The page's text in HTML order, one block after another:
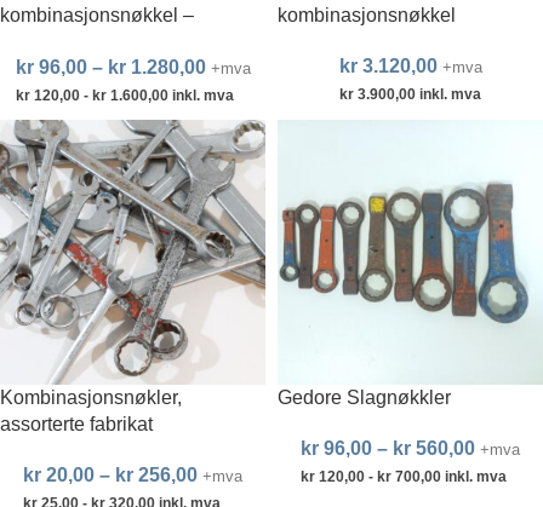
kombinasjonsnøkkel –
kr96,00 – kr1.280,00 +mva
kr120,00- kr1.600,00inkl. mva
kombinasjonsnøkkel
kr3.120,00 +mva
kr3.900,00inkl. mva
Kombinasjonsnøkler,
assorterte fabrikat
kr 20,00 – kr 256,00 +mva
kr 25,00 - kr 320,00 inkl. mva
Gedore Slagnøkkler
kr 96,00 – kr 560,00 +mva
kr 120,00 - kr 700,00 inkl. mva